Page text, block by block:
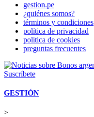
gestion.pe
¿quiénes somos?
términos y condiciones
política de privacidad
politica de cookies
preguntas frecuentes
Suscríbete
GESTIÓN
>